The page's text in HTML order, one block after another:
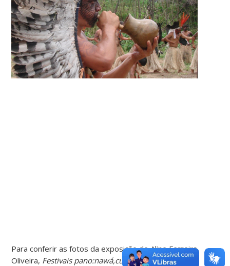
Para conferir as fotos da exposição de Aline Ferreira
Oliveira, Festivais pano:nawá,cultura e pajelança,